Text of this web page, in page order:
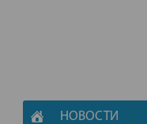
НОВОСТИ